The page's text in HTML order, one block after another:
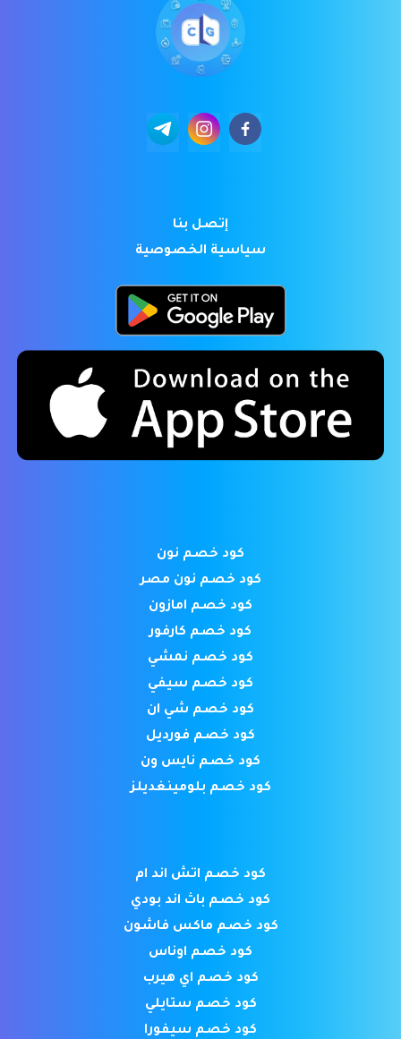
إتصل بنا
سياسية الخصوصية
كود خصم نون
كود خصم نون مصر
كود خصم امازون
كود خصم كارفور
كود خصم نمشي
كود خصم سيفي
كود خصم شي ان
كود خصم فورديل
كود خصم نايس ون
كود خصم بلومينغديلز
كود خصم اتش اند ام
كود خصم باث اند بودي
كود خصم ماكس فاشون
كود خصم اوناس
كود خصم اي هيرب
كود خصم ستايلي
كود خصم سيفورا